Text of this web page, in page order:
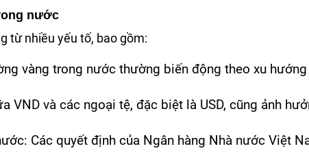
nước
từ nhiều yếu tố, bao gồm:
vàng trong nước thường biến động theo xu
VND và các ngoại tệ, đặc biệt là USD, cũng ảnh
Các quyết định của Ngân hàng Nhà nước Việt